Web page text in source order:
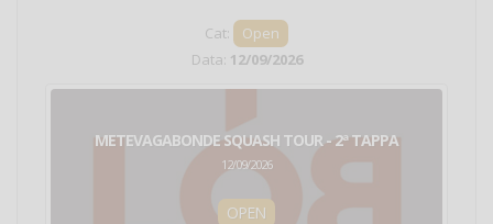
Cat:
Open
Data: 12/09/2026
METEVAGABONDE SQUASH TOUR - 2ª TAPPA
12/09/2026
OPEN